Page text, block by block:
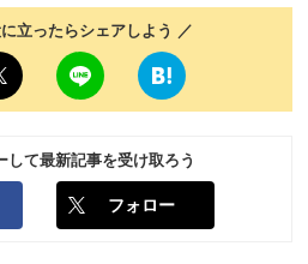
立ったらシェアしよう ／
して最新記事を受け取ろう
フォロー